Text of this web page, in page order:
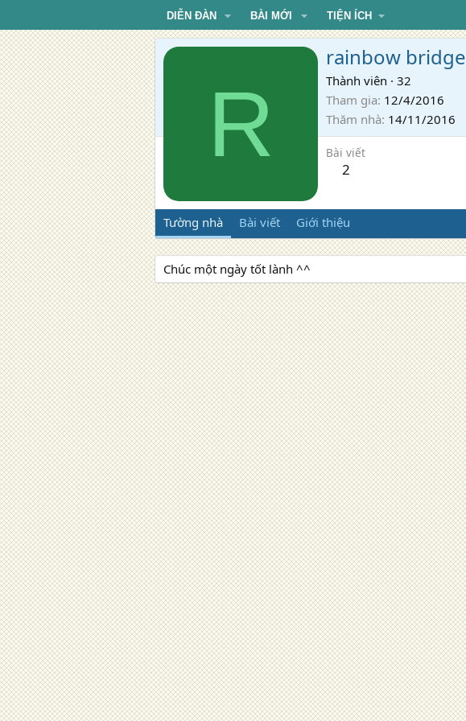
DIỄN ĐÀN BÀI MỚI TIỆN ÍCH
R
rainbow bridge
Thành viên · 32
Tham gia 12/4/2016
Thăm nhà 14/11/2016
Bài viết
2
Tường nhà Bài viết Giới thiệu
Chúc một ngày tốt lành ^^